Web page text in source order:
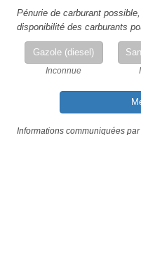
Pénurie de carburant
disponibilité des carburants
Gazole (diesel)
Inconnue
Informations communiquées par